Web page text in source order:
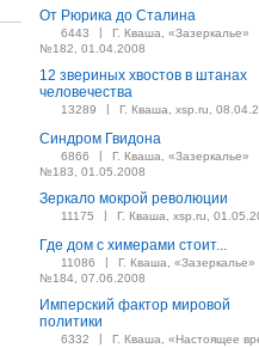
От Рюрика до Сталина
6443 |
Г. Кваша, «Зазеркалье»
№182, 01.04.2008
12 звериных хвостов в штанах
человечества
13289 | Г. Кваша, xsp.ru,
Синдром Гвидона
6866 |
Г. Кваша, «Зазеркалье»
№183, 01.05.2008
Зеркало мокрой революции
11175 | Г. Кваша, xsp.ru,
Где дом с химерами стоит...
11086 |
Г. Кваша, «Зазеркалье»
№184, 07.06.2008
Имперский фактор мировой
политики
6332 |
Г. Кваша, «Настоящее